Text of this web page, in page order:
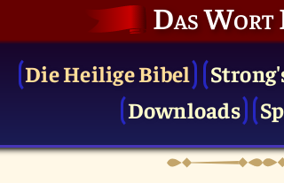
Das Wort
Die Heilige Bibel
Downloads